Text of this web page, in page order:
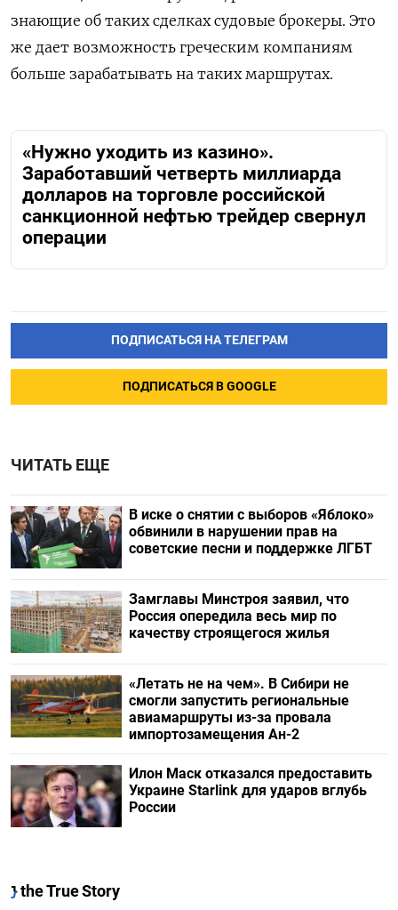
знающие об таких сделках судовые брокеры. Это
же дает возможность греческим компаниям
больше зарабатывать на таких маршрутах.
«Нужно уходить из казино».
Заработавший четверть миллиарда
долларов на торговле российской
санкционной нефтью трейдер свернул
операции
ПОДПИСАТЬСЯ НА ТЕЛЕГРАМ
ПОДПИСАТЬСЯ В GOOGLE
ЧИТАТЬ ЕЩЕ
В иске о снятии с выборов «Яблоко»
обвинили в нарушении прав на
советские песни и поддержке ЛГБТ
Замглавы Минстроя заявил, что
Россия опередила весь мир по
качеству строящегося жилья
«Летать не на чем». В Сибири не
смогли запустить региональные
авиамаршруты из-за провала
импортозамещения Ан-2
Илон Маск отказался предоставить
Украине Starlink для ударов вглубь
России